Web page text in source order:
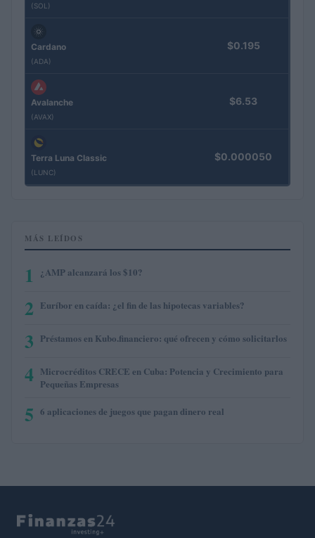
(SOL)
Cardano
(ADA)
$0.195
Avalanche
(AVAX)
$6.53
Terra Luna Classic
(LUNC)
$0.000050
MÁS LEÍDOS
1 ¿AMP alcanzará los $10?
2 Euríbor en caída: ¿el fin de las hipotecas variables?
3 Préstamos en Kubo.financiero: qué ofrecen y cómo solicitarlos
4 Microcréditos CRECE en Cuba: Potencia y Crecimiento para
Pequeñas Empresas
5 6 aplicaciones de juegos que pagan dinero real